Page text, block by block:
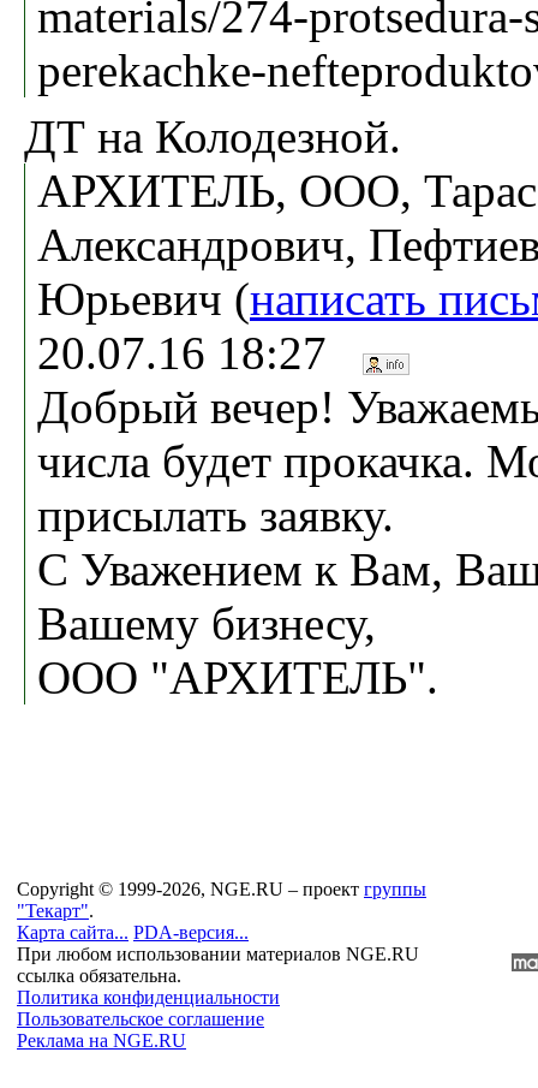
materials/274-
perekachke-
ДТ на Колодезной.
АРХИТЕЛЬ, ООО,
Александрович,
Юрьевич (написать
20.07.16 18:27
Добрый вечер!
числа будет прокачка.
присылать заявку.
С Уважением к Вам,
Вашему бизнесу,
ООО "АРХИТЕЛЬ".
Copyright © 1999-2026, NGE.RU – проект группы
"Текарт".
Карта сайта... PDA-версия...
При любом использовании материалов NGE.RU
ссылка обязательна.
Политика конфиденциальности
Пользовательское соглашение
Реклама на NGE.RU